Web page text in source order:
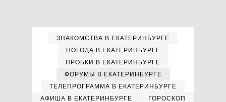
ЗНАКОМСТВА В ЕКАТЕРИНБУРГЕ
ПОГОДА В ЕКАТЕРИНБУРГЕ
ПРОБКИ В ЕКАТЕРИНБУРГЕ
ФОРУМЫ В ЕКАТЕРИНБУРГЕ
ТЕЛЕПРОГРАММА В ЕКАТЕРИНБУРГЕ
АФИША В ЕКАТЕРИНБУРГЕ
ГОРОСКОП